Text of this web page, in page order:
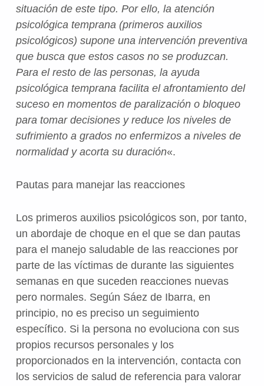
situación de este tipo. Por ello, la atención
psicológica temprana (primeros auxilios
psicológicos) supone una intervención preventiva
que busca que estos casos no se produzcan.
Para el resto de las personas, la ayuda
psicológica temprana facilita el afrontamiento del
suceso en momentos de paralización o bloqueo
para tomar decisiones y reduce los niveles de
sufrimiento a grados no enfermizos a niveles de
normalidad y acorta su duración«.
Pautas para manejar las reacciones
Los primeros auxilios psicológicos son, por tanto,
un abordaje de choque en el que se dan pautas
para el manejo saludable de las reacciones por
parte de las víctimas de durante las siguientes
semanas en que suceden reacciones nuevas
pero normales. Según Sáez de Ibarra, en
principio, no es preciso un seguimiento
específico. Si la persona no evoluciona con sus
propios recursos personales y los
proporcionados en la intervención, contacta con
los servicios de salud de referencia para valorar